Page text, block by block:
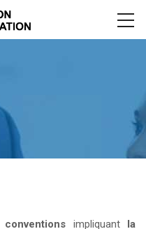
conventions impliquant la